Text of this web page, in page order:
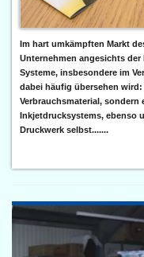
Im hart umkämpften Markt
Unternehmen angesichts
Systeme, insbesondere im
dabei häufig übersehen
Verbrauchsmaterial,
Inkjetdrucksystems, ebenso
Druckwerk selbst.......